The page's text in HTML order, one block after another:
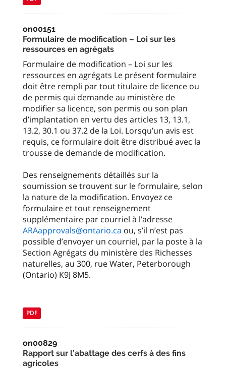
on00151
Formulaire de modification – Loi sur les
ressources en agrégats
Formulaire de modification – Loi sur les
ressources en agrégats Le présent formulaire
doit être rempli par tout titulaire de licence ou
de permis qui demande au ministère de
modifier sa licence, son permis ou son plan
d’implantation en vertu des articles 13, 13.1,
13.2, 30.1 ou 37.2 de la Loi. Lorsqu’un avis est
requis, ce formulaire doit être distribué avec la
trousse de demande de modification.
Des renseignements détaillés sur la
soumission se trouvent sur le formulaire, selon
la nature de la modification. Envoyez ce
formulaire et tout renseignement
supplémentaire par courriel à l’adresse
ARAapprovals@ontario.ca ou, s’il n’est pas
possible d’envoyer un courriel, par la poste à la
Section Agrégats du ministère des Richesses
naturelles, au 300, rue Water, Peterborough
(Ontario) K9J 8M5.
PDF
on00829
Rapport sur l’abattage des cerfs à des fins
agricoles